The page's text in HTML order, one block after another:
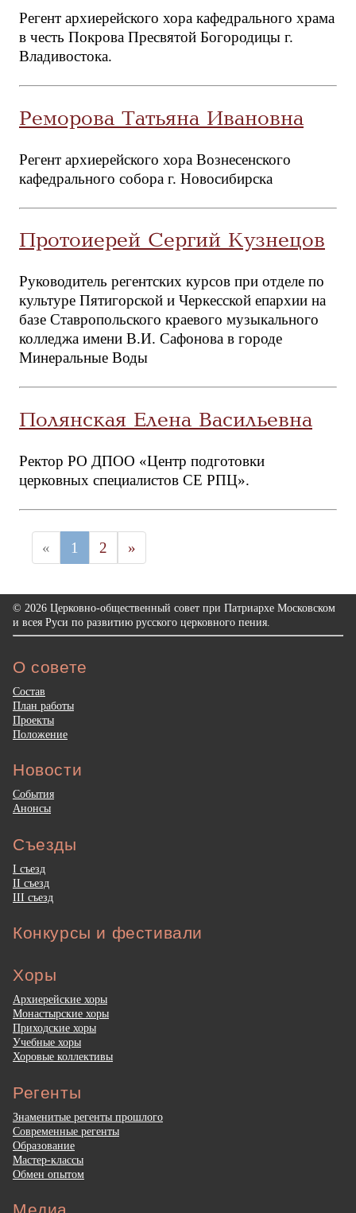
Регент архиерейского хора кафедрального храма
в честь Покрова Пресвятой Богородицы г.
Владивостока.
Реморова Татьяна Ивановна
Регент архиерейского хора Вознесенского
кафедрального собора г. Новосибирска
Протоиерей Сергий Кузнецов
Руководитель регентских курсов при отделе по
культуре Пятигорской и Черкесской епархии на
базе Ставропольского краевого музыкального
колледжа имени В.И. Сафонова в городе
Минеральные Воды
Полянская Елена Васильевна
Ректор РО ДПОО «Центр подготовки
церковных специалистов СЕ РПЦ».
« 1 2 »
© 2026 Церковно-общественный совет при Патриархе Московском
и всея Руси по развитию русского церковного пения.
О совете
Состав
План работы
Проекты
Положение
Новости
События
Анонсы
Съезды
I съезд
II съезд
III съезд
Конкурсы и фестивали
Хоры
Архиерейские хоры
Монастырские хоры
Приходские хоры
Учебные хоры
Хоровые коллективы
Регенты
Знаменитые регенты прошлого
Современные регенты
Образование
Мастер-классы
Обмен опытом